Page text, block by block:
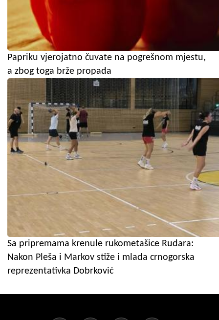
Papriku vjerojatno čuvate na pogrešnom mjestu,
a zbog toga brže propada
Sa pripremama krenule rukometašice Rudara:
Nakon Pleša i Markov stiže i mlada crnogorska
reprezentativka Dobrković